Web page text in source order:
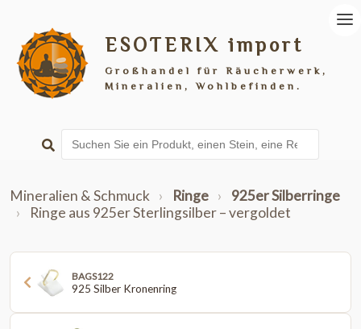
ESOTERIX import
Großhandel für Räucherwerk,
Mineralien, Wohlbefinden.
Mineralien & Schmuck › Ringe ›
925er Silberringe
›
Ringe aus 925er Sterlingsilber – vergoldet
BAGS122
925 Silber Kronenring